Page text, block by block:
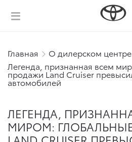
Главная О дилерском центре
Легенда, признанная всем
продажи Land Cruiser
автомобилей
ЛЕГЕНДА,
МИРОМ: